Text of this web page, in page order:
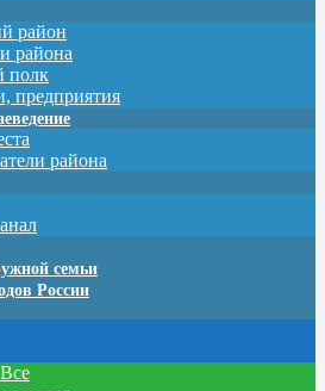
район
района
полк
предприятия
района
семьи
России